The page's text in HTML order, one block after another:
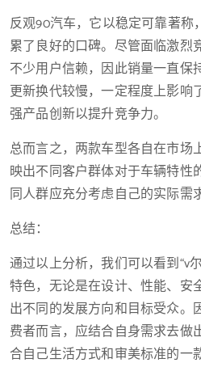
反观90汽车，它以稳定可靠著
累了良好的口碑。尽管面临激烈
不少用户信赖，因此销量一直保
更新换代较慢，一定程度上影响
强产品创新以提升竞争力。
总而言之，两款车型各自在市场
映出不同客户群体对于车辆特性
同人群应充分考虑自己的实际需
总结：
通过以上分析，我们可以看到“v
特色，无论是在设计、性能、安
出不同的发展方向和目标受众。
费者而言，应结合自身需求去做
合自己生活方式和审美标准的一